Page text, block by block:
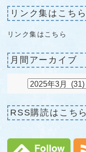
リンク集はこちら
リンク集はこちら
月間アーカイブ
RSS購読はこちら